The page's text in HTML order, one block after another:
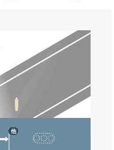
他